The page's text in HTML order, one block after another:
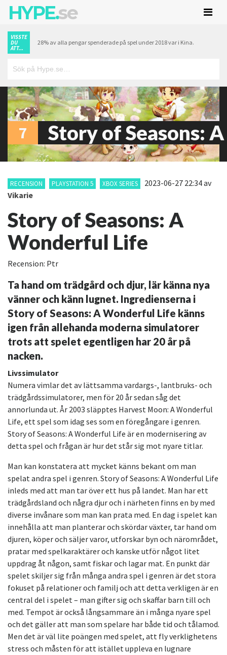
HYPE.se
VISSTE
DU
ATT...
28% av alla pengar spenderade på spel under 2018 var i Kina.
7 Story of Seasons:
RECENSION PLAYSTATION 5 XBOX SERIES 2023-06-27 22:34av
Vikarie
Story of Seasons: A
Wonderful Life
Recension: Ptr
Ta hand om trädgård och djur, lär känna nya
vänner och känn lugnet. Ingredienserna i
Story of Seasons: A Wonderful Life känns
igen från allehanda moderna simulatorer
trots att spelet egentligen har 20 år på
nacken.
Livssimulator
Numera vimlar det av lättsamma vardargs-, lantbruks- och
trädgårdssimulatorer, men för 20 år sedan såg det
annorlunda ut. År 2003 släpptes Harvest Moon: A Wonderful
Life, ett spel som idag ses som en föregångare i genren.
Story of Seasons: A Wonderful Life är en modernisering av
detta spel och frågan är hur det står sig mot nyare titlar.
Man kan konstatera att mycket känns bekant om man
spelat andra spel i genren. Story of Seasons: A Wonderful Life
inleds med att man tar över ett hus på landet. Man har ett
trädgårdsland och några djur och i närheten finns en by med
diverse invånare som man kan prata med. En dag i spelet kan
innehålla att man planterar och skördar växter, tar hand om
djuren, köper och säljer varor, utforskar byn och närområdet,
pratar med spelkaraktärer och kanske utför något litet
uppdrag åt någon, samt fiskar och lagar mat. En punkt där
spelet skiljer sig från många andra spel i genren är det stora
fokuset på relationer och familj och att detta verkligen är en
central del i spelet – man gifter sig och skaffar barn till och
med. Tempot är också långsammare än i många nyare spel
och det gäller att man som spelare har både tid och tålamod.
Men det är väl lite poängen med spelet, att fly verklighetens
stress och måsten för att istället uppleva en lugnare